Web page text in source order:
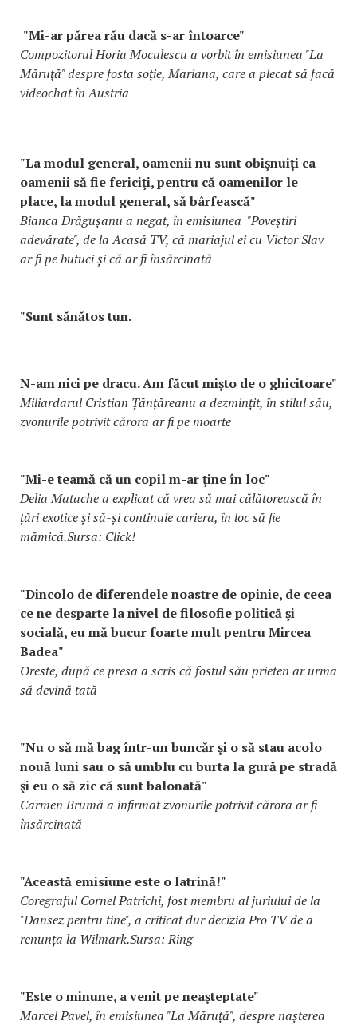
"Mi-ar părea rău dacă s-ar întoarce"
Compozitorul Horia Moculescu a vorbit în emisiunea "La
Măruţă" despre fosta soție, Mariana, care a plecat să facă
videochat în Austria
"La modul general, oamenii nu sunt obişnuiți ca
oamenii să fie fericiţi, pentru că oamenilor le
place, la modul general, să bârfească"
Bianca Drăgușanu a negat, în emisiunea "Poveştiri
adevărate", de la Acasă TV, că mariajul ei cu Victor Slav
ar fi pe butuci și că ar fi însărcinată
"Sunt sănătos tun.
N-am nici pe dracu. Am făcut mişto de o ghicitoare"
Miliardarul Cristian Țănțăreanu a dezmințit, în stilul său,
zvonurile potrivit cărora ar fi pe moarte
"Mi-e teamă că un copil m-ar ţine în loc"
Delia Matache a explicat că vrea să mai călătorească în
țări exotice și să-și continuie cariera, în loc să fie
mămică.Sursa: Click!
"Dincolo de diferendele noastre de opinie, de ceea
ce ne desparte la nivel de filosofie politică şi
socială, eu mă bucur foarte mult pentru Mircea
Badea"
Oreste, după ce presa a scris că fostul său prieten ar urma
să devină tată
"Nu o să mă bag într-un buncăr şi o să stau acolo
nouă luni sau o să umblu cu burta la gură pe stradă
şi eu o să zic că sunt balonată"
Carmen Brumă a infirmat zvonurile potrivit cărora ar fi
însărcinată
"Această emisiune este o latrină!"
Coregraful Cornel Patrichi, fost membru al juriului de la
"Dansez pentru tine", a criticat dur decizia Pro TV de a
renunța la Wilmark.Sursa: Ring
"Este o minune, a venit pe neaşteptate"
Marcel Pavel, în emisiunea "La Măruță", despre nașterea